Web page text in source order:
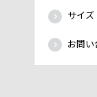
サイ
お問